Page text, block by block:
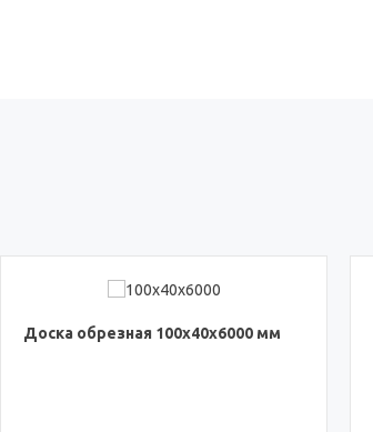
Доска обрезная 100x40x6000 мм